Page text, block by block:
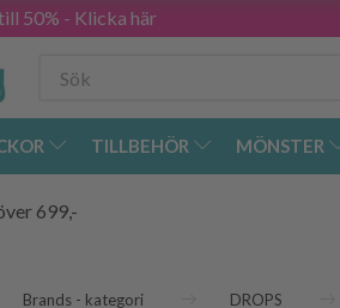
50% - Klicka här
TILLBEHÖR MÖNSTER
699,-
Brands - kategori DROPS